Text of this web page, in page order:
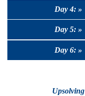
Day 4: »
Day 5: »
Day 6: »
Upsolving